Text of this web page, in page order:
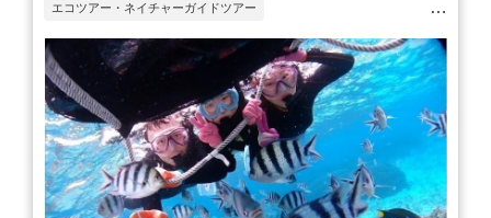
エコツアー・ネイチャーガイドツアー
シュノーケリング(スノーケリング)